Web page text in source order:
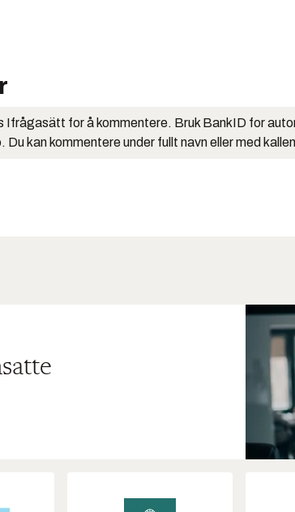
Ifrågasätt for å kommentere. Bruk BankID for
kan kommentere under fullt navn eller med